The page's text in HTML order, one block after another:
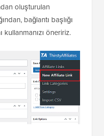
oluşturulan
bağlantı başlığı
kullanmanızı öneririz.